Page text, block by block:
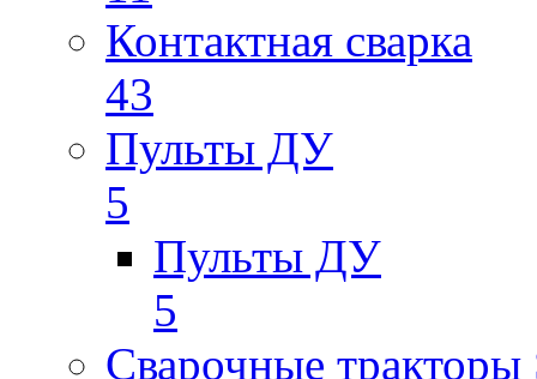
Контактная сварка
43
Пульты ДУ
5
Пульты ДУ
5
Сварочные тракторы